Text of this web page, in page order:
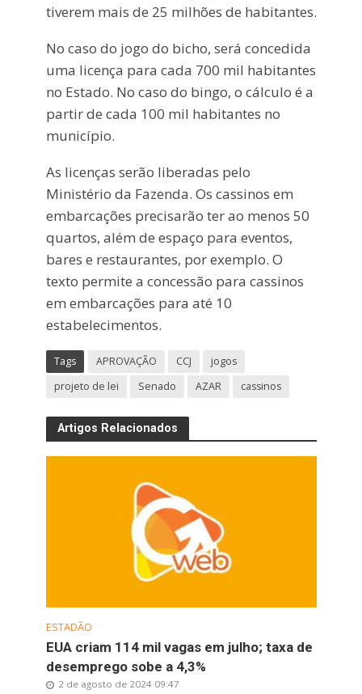
tiverem mais de 25 milhões de habitantes.
No caso do jogo do bicho, será concedida
uma licença para cada 700 mil habitantes
no Estado. No caso do bingo, o cálculo é a
partir de cada 100 mil habitantes no
município.
As licenças serão liberadas pelo
Ministério da Fazenda. Os cassinos em
embarcações precisarão ter ao menos 50
quartos, além de espaço para eventos,
bares e restaurantes, por exemplo. O
texto permite a concessão para cassinos
em embarcações para até 10
estabelecimentos.
Tags APROVAÇÃO CCJ
jogos
projeto de lei
Senado AZAR cassinos
Artigos Relacionados
ESTADÃO
EUA criam 114 mil vagas em julho; taxa de
desemprego sobe a 4,3%
2 de agosto de 2024 09:47